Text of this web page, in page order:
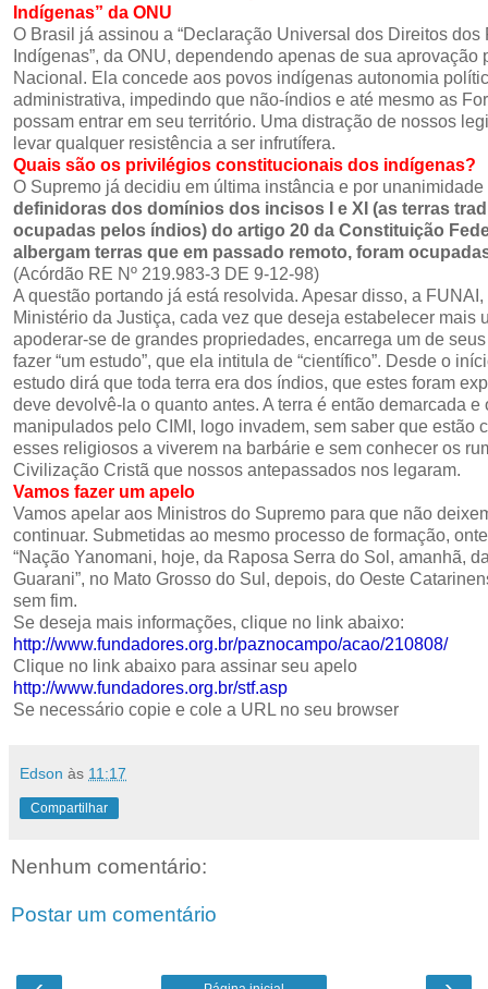
Indígenas” da ONU
O Brasil já assinou a “Declaração Universal dos Direitos dos
Indígenas”, da ONU, dependendo apenas de sua aprovação
Nacional. Ela concede aos povos indígenas autonomia
administrativa, impedindo que não-índios e até mesmo as
possam entrar em seu território. Uma distração de nossos
levar qualquer resistência a ser infrutífera.
Quais são os privilégios constitucionais dos indígenas?
O Supremo já decidiu em última instância e por unanimidade
definidoras dos domínios dos incisos I e XI (as terras
ocupadas pelos índios) do artigo 20 da Constituição
albergam terras que em passado remoto, foram
(Acórdão RE Nº 219.983-3 DE 9-12-98)
A questão portando já está resolvida. Apesar disso, a
Ministério da Justiça, cada vez que deseja estabelecer mais
apoderar-se de grandes propriedades, encarrega um de
fazer “um estudo”, que ela intitula de “científico”. Desde o
estudo dirá que toda terra era dos índios, que estes foram
deve devolvê-la o quanto antes. A terra é então demarcada e
manipulados pelo CIMI, logo invadem, sem saber que estão
esses religiosos a viverem na barbárie e sem conhecer os
Civilização Cristã que nossos antepassados nos legaram.
Vamos fazer um apelo
Vamos apelar aos Ministros do Supremo para que não
continuar. Submetidas ao mesmo processo de formação,
“Nação Yanomani, hoje, da Raposa Serra do Sol, amanhã,
Guarani”, no Mato Grosso do Sul, depois, do Oeste
sem fim.
Se deseja mais informações, clique no link abaixo:
http://www.fundadores.org.br/paznocampo/acao/210808/
Clique no link abaixo para assinar seu apelo
http://www.fundadores.org.br/stf.asp
Se necessário copie e cole a URL no seu browser
Edson às 11:17
Compartilhar
Nenhum comentário:
Postar um comentário